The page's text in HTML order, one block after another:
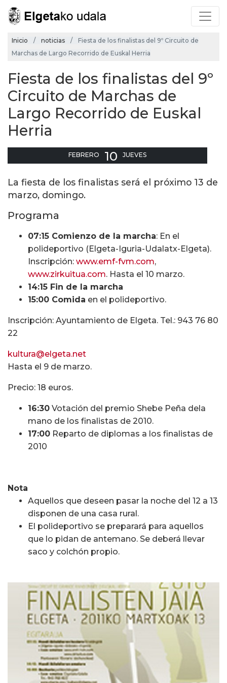
Inicio noticias
Fiesta de los finalistas del 9º Circuito de
Marchas de Largo Recorrido de Euskal Herria
Fiesta de los finalistas del 9º
Circuito de Marchas de
Largo Recorrido de Euskal
Herria
FEBRERO 10 JUEVES
La fiesta de los finalistas será el próximo 13 de
marzo, domingo.
Programa
07:15 Comienzo de la marcha: En el
polideportivo (Elgeta-Iguria-Udalatx-Elgeta).
Inscripción: www.emf-fvm.com,
www.zirkuitua.com. Hasta el 10 marzo.
14:15 Fin de la marcha
15:00 Comida en el polideportivo.
Inscripción: Ayuntamiento de Elgeta. Tel.: 943 76 80
22
kultura@elgeta.net
Hasta el 9 de marzo.
Precio: 18 euros.
16:30 Votación del premio Shebe Peña dela
mano de los finalistas de 2010.
17:00 Reparto de diplomas a los finalistas de
2010
Nota
Aquellos que deseen pasar la noche del 12 a 13
disponen de una casa rural.
El polideportivo se preparará para aquellos
que lo pidan de antemano. Se deberá llevar
saco y colchón propio.